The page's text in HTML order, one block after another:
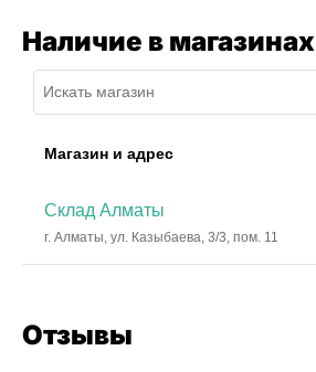
Наличие в магазинах
Магазин и адрес
Склад Алматы
г. Алматы, ул. Казыбаева, 3/3, пом. 11
Отзывы